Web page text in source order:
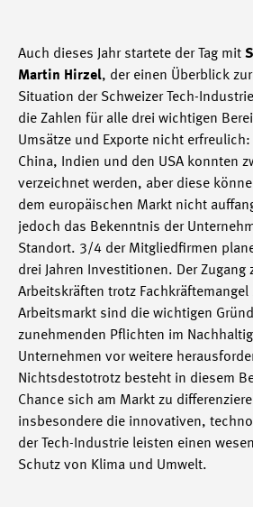
Auch dieses Jahr startete der Tag mit
Martin Hirzel, der einen Überblick
Situation der Schweizer Tech-
die Zahlen für alle drei wichtigen
Umsätze und Exporte nicht
China, Indien und den USA konnten
verzeichnet werden, aber diese
dem europäischen Markt nicht
jedoch das Bekenntnis der
Standort. 3/4 der Mitgliedfirmen
drei Jahren Investitionen. Der Zugang
Arbeitskräften trotz
Arbeitsmarkt sind die wichtigen
zunehmenden Pflichten im
Unternehmen vor weitere
Nichtsdestotrotz besteht in diesem
Chance sich am Markt zu
insbesondere die innovativen,
der Tech-Industrie leisten einen
Schutz von Klima und Umwelt.